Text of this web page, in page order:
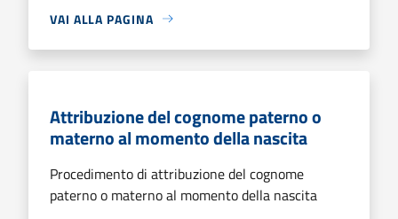
VAI ALLA PAGINA
Attribuzione del cognome paterno o
materno al momento della nascita
Procedimento di attribuzione del cognome
paterno o materno al momento della nascita